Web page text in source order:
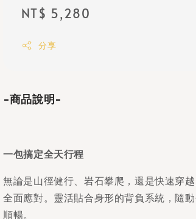
Regular
NT$ 5,280
分享
-商品說明-
一包搞定全天行程
無論是山徑健行、岩石攀爬，還是快速穿
全面應對。靈活貼合身形的背負系統，隨
順暢。